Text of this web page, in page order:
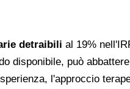
detraibili al 19%
disponibile, può
l'approccio